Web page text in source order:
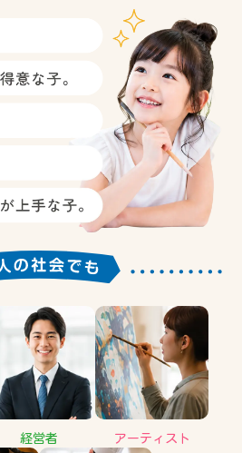
経営者 アーティスト